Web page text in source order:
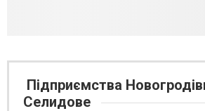
Підприємства
Селидове